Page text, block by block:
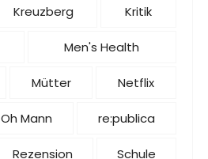
Kreuzberg Kritik
Men's Health
Mütter Netflix
Oh Mann re:publica
Rezension Schule